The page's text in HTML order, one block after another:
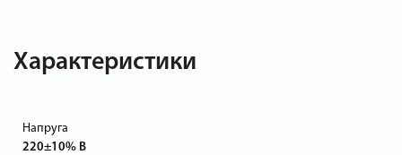
Характеристики
Напруга
220±10% В